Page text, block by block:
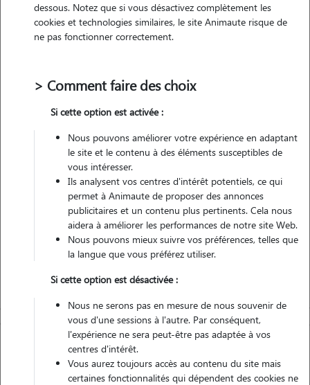
Véhiculé
Contacter
L'envoi d'une demande est sans engagement
dessous. Notez que si vous désactivez complètement les
cookies et technologies similaires, le site Animaute risque de
ne pas fonctionner correctement.
> Comment faire des choix
Si cette option est activée :
Nous pouvons améliorer votre expérience en adaptant
le site et le contenu à des éléments susceptibles de
vous intéresser.
Ils analysent vos centres d'intérêt potentiels, ce qui
permet à Animaute de proposer des annonces
publicitaires et un contenu plus pertinents. Cela nous
aidera à améliorer les performances de notre site Web.
Nous pouvons mieux suivre vos préférences, telles que
la langue que vous préférez utiliser.
Si cette option est désactivée :
Nous ne serons pas en mesure de nous souvenir de
vous d'une sessions à l'autre. Par conséquent,
l'expérience ne sera peut-être pas adaptée à vos
centres d'intérêt.
Vous aurez toujours accès au contenu du site mais
certaines fonctionnalités qui dépendent des cookies ne